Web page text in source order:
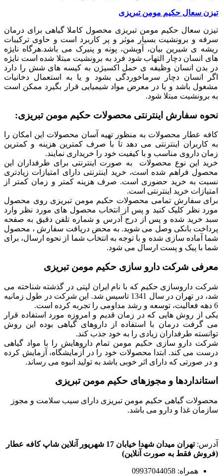
تیزن سعال حکیم مومن تبریزی
تیزن سعال حکیم مومن تبریزی محصول کاملا گیاهی برای درمان
سرفه و برونشیت بسیار موثر و پر کاربرد است و حاوی ترکیبات
ریشه ی شیرین بیان، آویشن، پونه و پنیرک می باشد.هرگاه نایژه
های انسان دچار التهاب شود فرد به برونشیت مبتلا شده است نایژه
در بدن انسان وظیفه ی حمل اکسیژن به کیسه های شش را دارد
اگر انسان دچار سرماخوردگی بشود و یا به استعمال دخانیات
مشغول باشد و یا در معرض مواد شیمیایی قرار بگیرد ممکن است
به برونشیت مبتلا شود.
نحوه سفارش اینترنتی محصولات حکیم مومن تبریزی:
کافه عطار محصولات به منظور تهیه آسان محصولات این امکان را
به کاربران اینترنتی می دهد تا با صرف کمترین هزینه و کمترین
زمان داروی مناسب و با کیفیت خود را خریداری نمایند.
خرید این نوع محصولات به صورت اینترنتی برای طرفداران این
محصول فراهم شده است، خرید اینترنتی دارای امتیازات زیادتری
نسبت به خرید حضوری است. صرف هزینه کمتر و زمان کمتر از
امتیازات خرید اینترنتی است.
برای سفارش تمامی محصولات حکیم مومن تبریزی روی محصول
مورد نظر کلیک کنید و پس از انتخاب محصول های مورد نظر وارد
سبد خرید شده و پس از درج آدرس و شماره تلفن دقیق به صفحه
پرداخت بانکی وصل می شوید. به محض دریافت سفارش ، محصول
شما آماده سازی شده و با توجه به انتخاب شما از نحوه ارسال، برای
شما با پیک و پست ارسال می شود.
معرفی شرکت دارو سازی حکیم مومن تبریزی
شرکت داروسازی حکیم که با نام ایران لپتی در گذشته شناخته می
شد، در تهران در سال 1341 تاسیس شد. این شرکت در طول زمانیه
6 دهه فعالیت، توسعه و رشد مداومی را تجربه کرده است.
یکی از روش هایی که در زمان قدیم و امروزه مورد استفاده قرار
می گرفت درمان با استفاده از داروهای گیاهی بوده این روش
توانسته طرفداران زیادی را به خود جذب کند.
شرکت دارو سازی حکیم مومن تمام داروهایش را با مواد گیاهی
درست می کند. ابتدا محصولات خود را در آزمایشگاه، آزمایش کرده
و در صورتی که دارای اثر خوبی باشد به تولید انبوه می رساند.
استانداردها و مجوزهای حکیم مومن تبریزی
محصولات گیاهی حکیم مومن تبریزی دارای سیب سلامت و مجوز
سازمان غذا و دارو می باشد.
آدرس:تهران میدان شهدا خیابان 17 شهریور آنلاین شاپ کافه عطار
(فروش فقط به صورت آنلاین)
همراه: 09937044058